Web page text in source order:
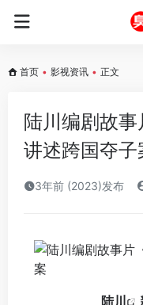
首页 • 影视资讯 • 正文
陆川编剧故
讲述跨国夺子
3年前 (2023)发布
陆川